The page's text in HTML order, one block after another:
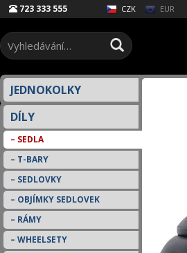
723 333 555 CZK EUR
JEDNOKOLKY
DÍLY
SEDLA
T-BARY
SEDLOVKY
OBJÍMKY SEDLOVEK
RÁMY
WHEELSETY